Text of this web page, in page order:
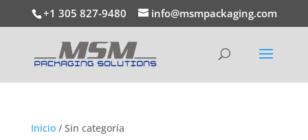
+1 305 827-9480 info@msmpackaging.com
Inicio/ Sin categoría